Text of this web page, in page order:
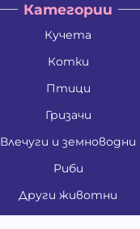
Категории
Кучета
Котки
Птици
Гризачи
Влечуги и земноводни
Риби
Други животни